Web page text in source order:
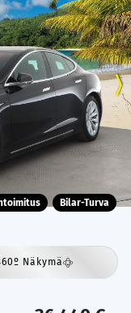
Bilar-Turva
Näkymä